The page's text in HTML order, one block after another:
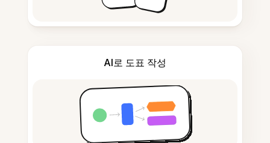
AI로 도표 작성